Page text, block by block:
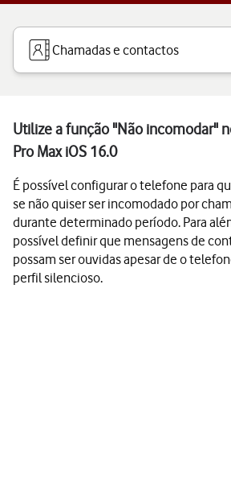
Chamadas e contactos
Utilize a função "Não incomodar"
Pro Max iOS 16.0
É possível configurar o telefone para
se não quiser ser incomodado por
durante determinado período. Para
possível definir que mensagens de
possam ser ouvidas apesar de o
perfil silencioso.